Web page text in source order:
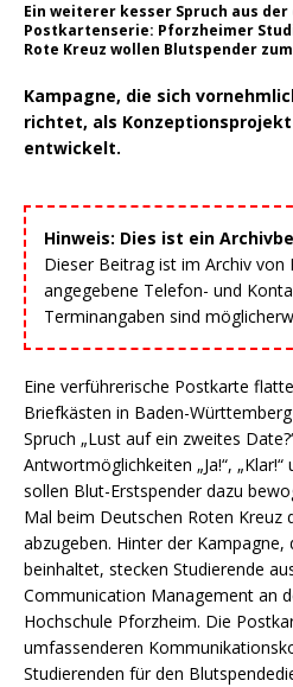
Ein weiterer kesser Spruch aus
Postkartenserie: Pforzheimer
Rote Kreuz wollen Blutspender
Kampagne, die sich
richtet, als
entwickelt.
Hinweis: Dies ist ein
Dieser Beitrag ist im Archiv von
angegebene Telefon- und
Terminangaben sind
Eine verführerische Postkarte
Briefkästen in Baden-
Spruch „Lust auf ein zweites
Antwortmöglichkeiten „Ja!“, „Klar!“
sollen Blut-Erstspender dazu
Mal beim Deutschen Roten Kreuz
abzugeben. Hinter der
beinhaltet, stecken Studierende
Communication Management an
Hochschule Pforzheim. Die
umfassenderen
Studierenden für den